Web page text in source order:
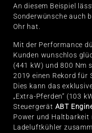
An diesem Beispiel
Sonderwünsche auch
Ohr hat.
Mit der Performance
Kunden wunschlos
(441 kW) und 800 Nm
2019 einen Rekord für
Dies kann das
„Extra-Pferden“ (103
Steuergerät ABT
Power und Haltbarkeit
Ladeluftkühler